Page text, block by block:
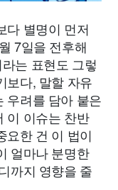
다 별명이 먼저
7일을 전후해
는 표현도 그렇
보다, 말할 자유
우려를 담아 붙은
이 이슈는 찬반
요한 건 이 법이
얼마나 분명한
까지 영향을 줄